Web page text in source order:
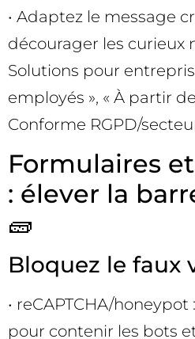
• Adaptez le message
décourager les curieux
Solutions pour
employés », « À partir
Conforme RGPD/
Formulaires
: élever la
🧱
Bloquez le faux
• reCAPTCHA/
pour contenir les bots